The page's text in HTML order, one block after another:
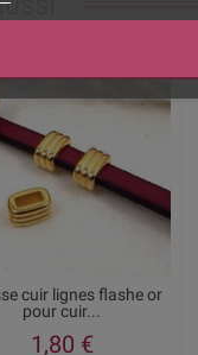
cuir lignes flashe or
pour cuir...
1,80 €